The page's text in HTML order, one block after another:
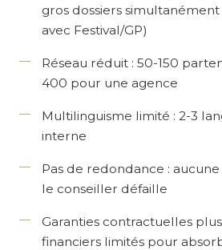
gros dossiers
avec Festival/GP)
Réseau réduit : 50-150
400 pour une agence
Multilinguisme limité : 2-3
interne
Pas de redondance :
le conseiller défaille
Garanties contractuelles
financiers limités pour